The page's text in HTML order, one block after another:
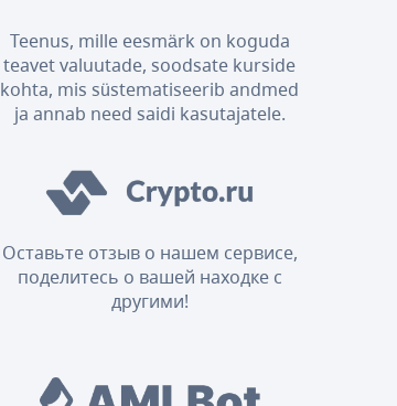
Teenus, mille eesmärk on koguda
teavet valuutade, soodsate kurside
kohta, mis süstematiseerib andmed
ja annab need saidi kasutajatele.
Оставьте отзыв о нашем сервисе,
поделитесь о вашей находке с
другими!